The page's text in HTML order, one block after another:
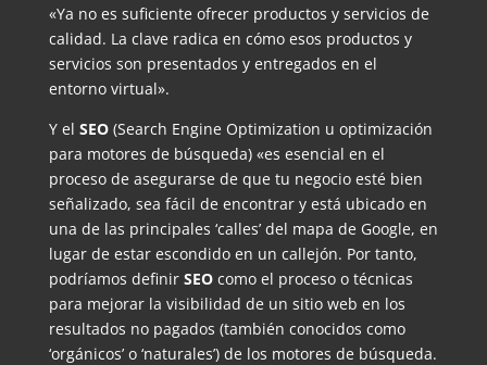
«Ya no es suficiente ofrecer productos y servicios de
calidad. La clave radica en cómo esos productos y
servicios son presentados y entregados en el
entorno virtual».
Y el SEO(Search Engine Optimization u optimización
para motores de búsqueda) «es esencial en el
proceso de asegurarse de que tu negocio esté bien
señalizado, sea fácil de encontrar y está ubicado en
una de las principales ‘calles’ del mapa de Google, en
lugar de estar escondido en un callejón. Por tanto,
podríamos definir SEOcomo el proceso o técnicas
para mejorar la visibilidad de un sitio web en los
resultados no pagados (también conocidos como
‘orgánicos’ o ‘naturales’) de los motores de búsqueda.